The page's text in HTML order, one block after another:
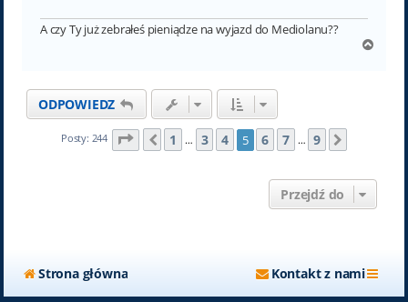
A czy Ty już zebrałeś pieniądze na wyjazd do Mediolanu??
ODPOWIEDZ
Posty: 244 Strona 5z 9
Poprzednia
1 … 3 4 5 6 7 … 9
Przejdź do
Strona główna Kontakt z nami